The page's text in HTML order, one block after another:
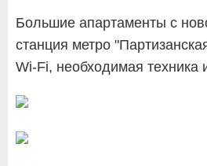
Большие апартаменты с
станция метро
Wi-Fi, необходимая техника